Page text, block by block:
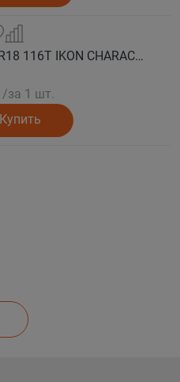
IKON Автошина 285/60 R18 116T IKON CHARACTER ICE 7 SUV шип.
/за 1 шт.
Купить